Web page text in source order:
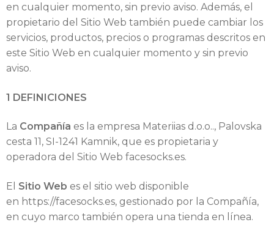
H
o
a
r
y
i
e
en cualquier momento, sin previo aviso. Además, el
propietario del Sitio Web también puede cambiar los
servicios, productos, precios o programas descritos en
este Sitio Web en cualquier momento y sin previo
aviso.
1 DEFINICIONES
La Compañía es la empresa Materiias d.o.o.., Palovska
cesta 11, SI-1241 Kamnik, que es propietaria y
operadora del Sitio Web facesocks.es.
El Sitio Web es el sitio web disponible
en https://facesocks.es, gestionado por la Compañía,
en cuyo marco también opera una tienda en línea.